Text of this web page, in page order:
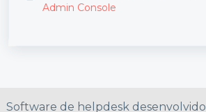
Admin Console
Software de helpdesk